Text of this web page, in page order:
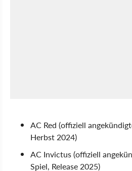
AC Red (offiziell
Herbst 2024)
AC Invictus (offiziell
Spiel, Release 2025)